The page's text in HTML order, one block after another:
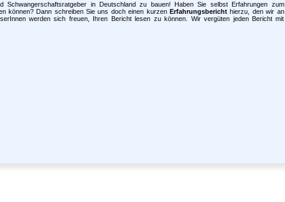
Schwangerschaftsratgeber in Deutschland zu bauen! Haben Sie selbst Erfahrungen zum
können? Dann schreiben Sie uns doch einen kurzen Erfahrungsberichthierzu, den wir an
werden sich freuen, Ihren Bericht lesen zu können. Wir vergüten jeden Bericht mit